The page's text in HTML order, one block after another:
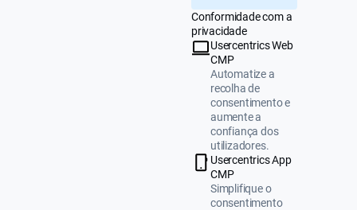
Conformidade com a
privacidade
Usercentrics Web
CMP
Automatize a
recolha de
consentimento e
aumente a
confiança dos
utilizadores.
Usercentrics App
CMP
Simplifique o
consentimento